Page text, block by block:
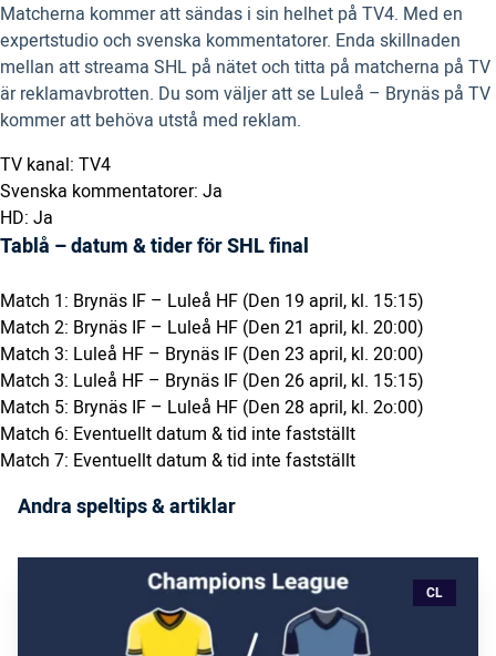
Matcherna kommer att sändas i sin helhet på TV4. Med en
expertstudio och svenska kommentatorer. Enda skillnaden
mellan att streama SHL på nätet och titta på matcherna på TV
är reklamavbrotten. Du som väljer att se Luleå – Brynäs på TV
kommer att behöva utstå med reklam.
TV kanal: TV4
Svenska kommentatorer: Ja
HD: Ja
Tablå – datum & tider för SHL final
Match 1: Brynäs IF – Luleå HF (Den 19 april, kl. 15:15)
Match 2: Brynäs IF – Luleå HF (Den 21 april, kl. 20:00)
Match 3: Luleå HF – Brynäs IF (Den 23 april, kl. 20:00)
Match 3: Luleå HF – Brynäs IF (Den 26 april, kl. 15:15)
Match 5: Brynäs IF – Luleå HF (Den 28 april, kl. 2o:00)
Match 6: Eventuellt datum & tid inte fastställt
Match 7: Eventuellt datum & tid inte fastställt
Andra speltips & artiklar
CL